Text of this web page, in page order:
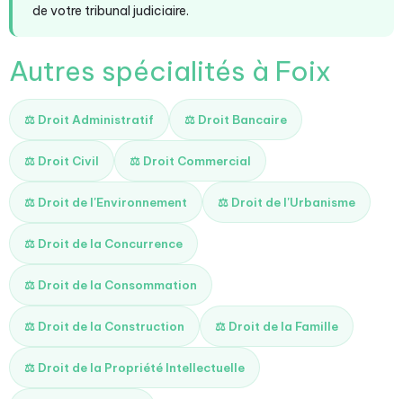
de votre tribunal judiciaire.
Autres spécialités à Foix
⚖️ Droit Administratif ⚖️ Droit Bancaire
⚖️ Droit Civil ⚖️ Droit Commercial
⚖️ Droit de l'Environnement ⚖️ Droit de l'Urbanisme
⚖️ Droit de la Concurrence
⚖️ Droit de la Consommation
⚖️ Droit de la Construction ⚖️ Droit de la Famille
⚖️ Droit de la Propriété Intellectuelle